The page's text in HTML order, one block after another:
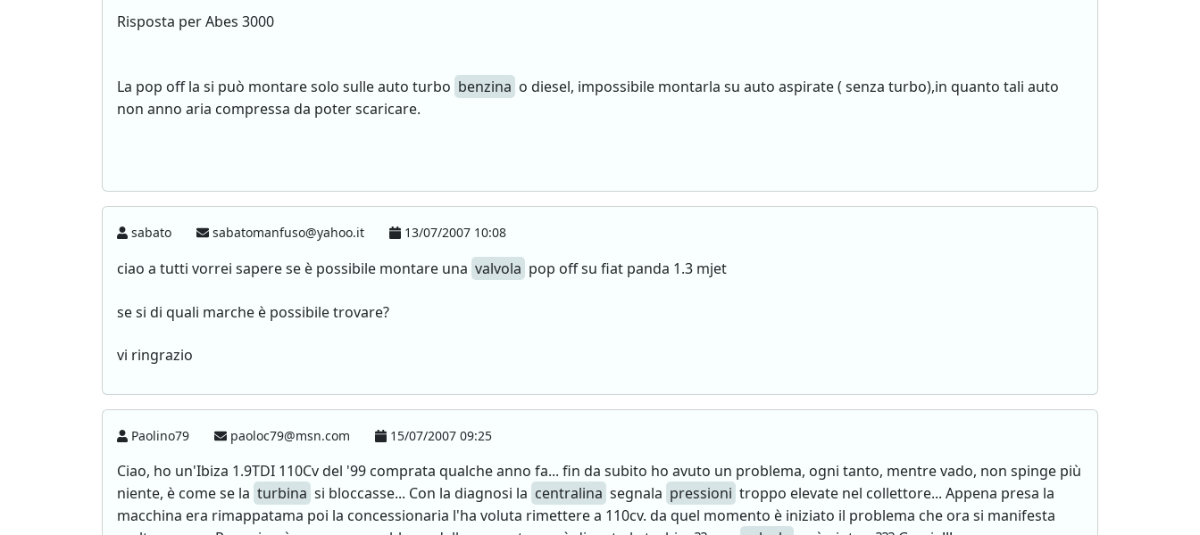
Risposta per Abes 3000
La pop off la si può montare solo sulle auto turbo benzina o diesel, impossibile montarla su auto aspirate ( senza turbo),in quanto tali auto
non anno aria compressa da poter scaricare.
sabato sabatomanfuso@yahoo.it 13/07/2007 10:08
ciao a tutti vorrei sapere se è possibile montare una valvola pop off su fiat panda 1.3 mjet
se si di quali marche è possibile trovare?
vi ringrazio
Paolino79 paoloc79@msn.com 15/07/2007 09:25
Ciao, ho un'Ibiza 1.9TDI 110Cv del '99 comprata qualche anno fa... fin da subito ho avuto un problema, ogni tanto, mentre vado, non spinge più
niente, è come se la turbina si bloccasse... Con la diagnosi la centralina segnala pressioni troppo elevate nel collettore... Appena presa la
macchina era rimappatama poi la concessionaria l'ha voluta rimettere a 110cv. da quel momento è iniziato il problema che ora si manifesta